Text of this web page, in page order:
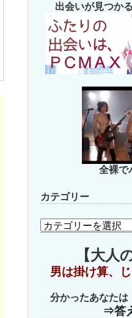
出会いが見つか
全裸で
カテゴリー
カ
テ
【大人
男は掛け算、
分かったあなた
⇒答